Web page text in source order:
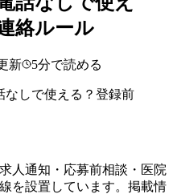
絡ルール
新 5分で読める
人通知・応募前相談・医院
を設置しています。掲載情